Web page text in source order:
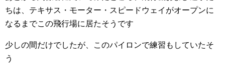
ちは、テキサス・モーター・スピードウェイがオープンに
なるまでこの飛行場に居たそうです
少しの間だけでしたが、このパイロンで練習もしていたそ
う